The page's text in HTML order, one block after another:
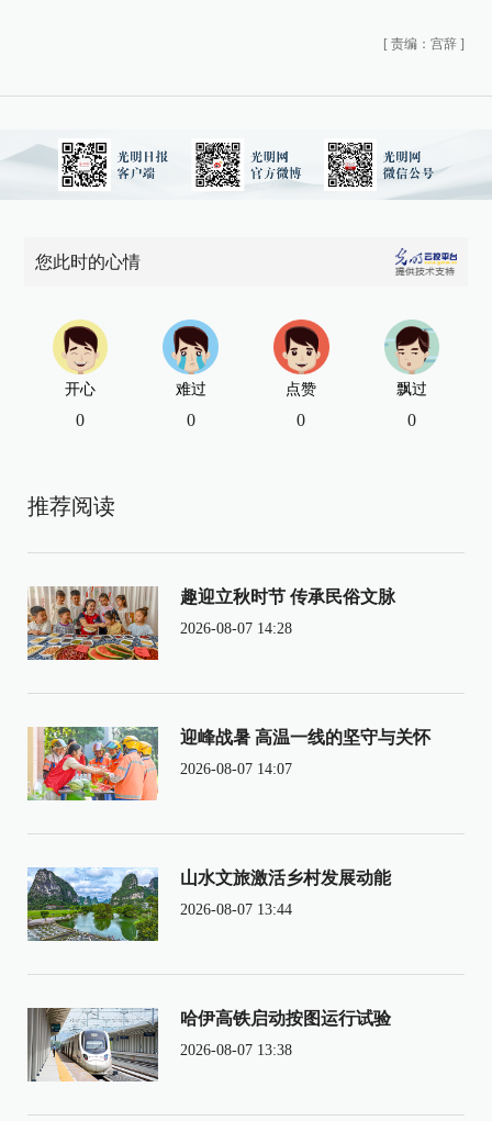
[ 责编：宫辞 ]
您此时的心情
开心
0
难过
0
点赞
0
飘过
0
推荐阅读
趣迎立秋时节 传承民俗文脉
2026-08-07 14:28
迎峰战暑 高温一线的坚守与关怀
2026-08-07 14:07
山水文旅激活乡村发展动能
2026-08-07 13:44
哈伊高铁启动按图运行试验
2026-08-07 13:38